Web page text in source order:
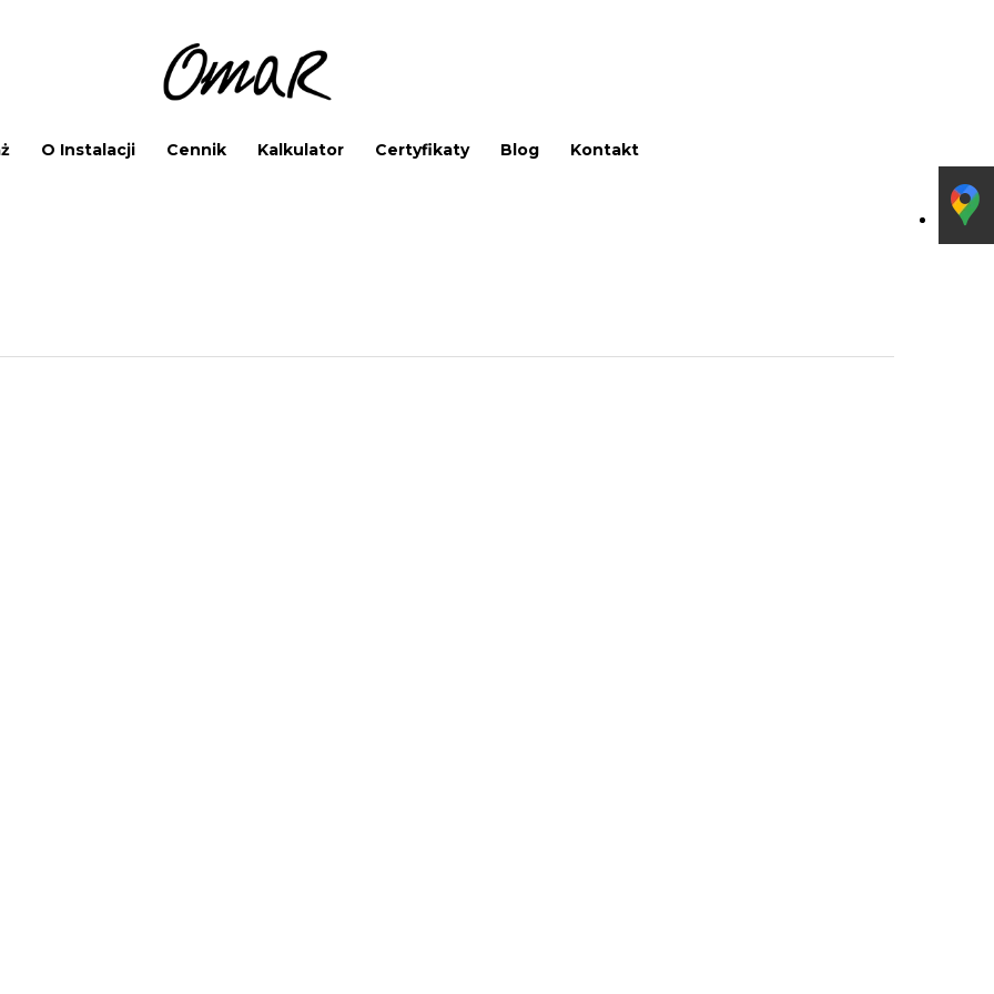
O Instalacji Cennik Kalkulator Certyfikaty Blog Kontakt